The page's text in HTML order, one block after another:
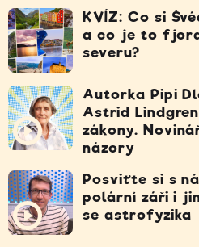
KVÍZ: Co si
a co je to
severu?
Autorka Pipi
Astrid
zákony.
názory
Posviťte si s
polární záři i
se astrofyzika